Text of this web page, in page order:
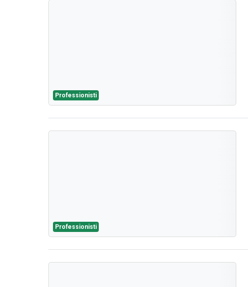
Professionisti
Professionisti